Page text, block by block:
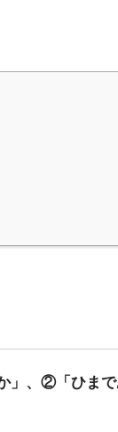
」、②「ひま